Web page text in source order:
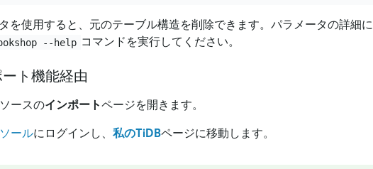
を使用すると、元のテーブル構造を削除できます。パラメータの詳細に
--help コマンドを実行してください。
ト機能経由
ースのインポートページを開きます。
ールにログインし、 私のTiDBページに移動します。